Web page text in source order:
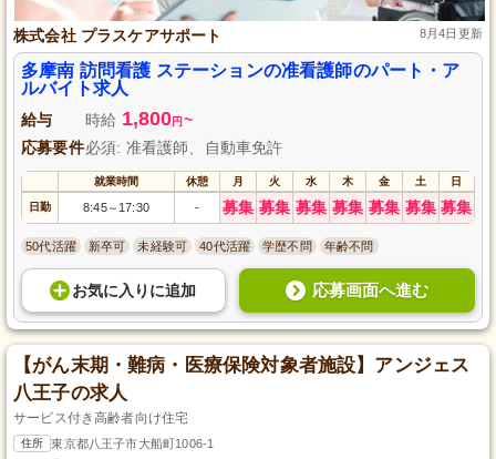
株式会社 プラスケアサポート 8月4日更新
多摩南 訪問看護 ステーションの准看護師のパート・ア
ルバイト求人
給与 時給 1,800円 ~
応募要件必須: 准看護師、自動車免許
就業時間 休憩 月 火 水 木 金 土 日
日勤 8:45～ 17:30 - 募集 募集 募集 募集 募集 募集 募集
50代活躍 新卒可 未経験可 40代活躍 学歴不問 年齢不問
お気に入り に追加 応募画面へ進む
【がん末期・難病・医療保険対象者施設】アンジェス
八王子の求人
サービス付き高齢者向け住宅
住所 東京都八王子市大船町1006-1